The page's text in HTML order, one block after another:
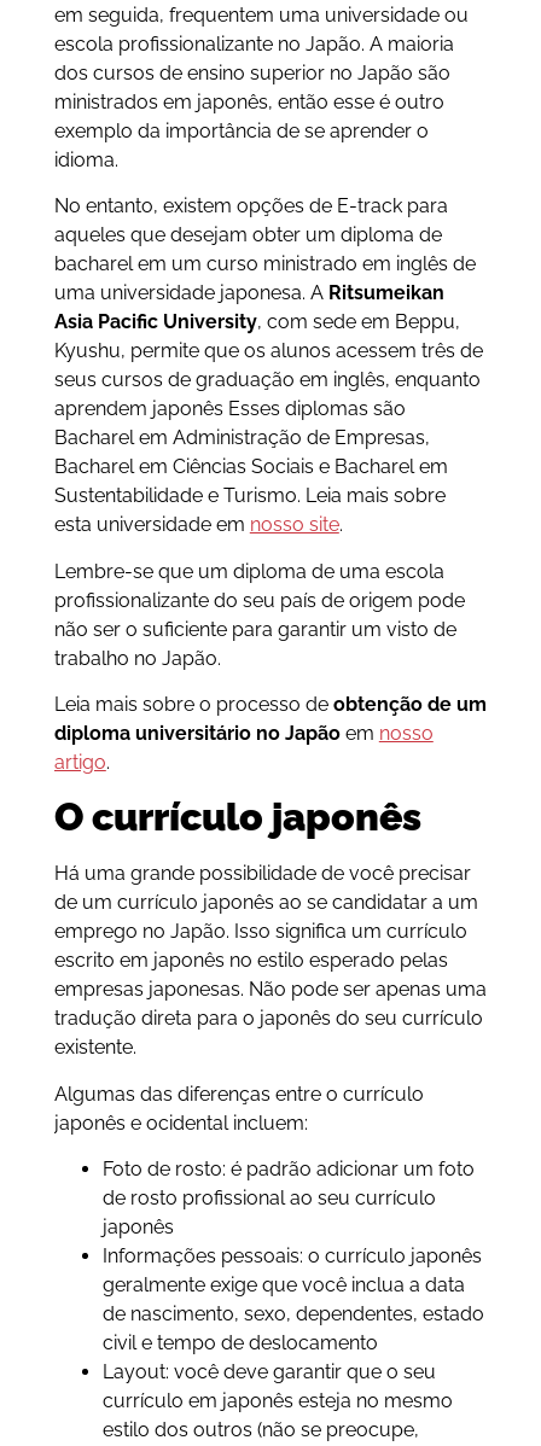
em seguida, frequentem uma universidade ou
escola profissionalizante no Japão. A maioria
dos cursos de ensino superior no Japão são
ministrados em japonês, então esse é outro
exemplo da importância de se aprender o
idioma.
No entanto, existem opções de E-track para
aqueles que desejam obter um diploma de
bacharel em um curso ministrado em inglês de
uma universidade japonesa. A Ritsumeikan
Asia Pacific University, com sede em Beppu,
Kyushu, permite que os alunos acessem três de
seus cursos de graduação em inglês, enquanto
aprendem japonês Esses diplomas são
Bacharel em Administração de Empresas,
Bacharel em Ciências Sociais e Bacharel em
Sustentabilidade e Turismo. Leia mais sobre
esta universidade em nosso site.
Lembre-se que um diploma de uma escola
profissionalizante do seu país de origem pode
não ser o suficiente para garantir um visto de
trabalho no Japão.
Leia mais sobre o processo de obtenção de um
diploma universitário no Japão em nosso
artigo.
O currículo japonês
Há uma grande possibilidade de você precisar
de um currículo japonês ao se candidatar a um
emprego no Japão. Isso significa um currículo
escrito em japonês no estilo esperado pelas
empresas japonesas. Não pode ser apenas uma
tradução direta para o japonês do seu currículo
existente.
Algumas das diferenças entre o currículo
japonês e ocidental incluem:
Foto de rosto: é padrão adicionar um foto
de rosto profissional ao seu currículo
japonês
Informações pessoais: o currículo japonês
geralmente exige que você inclua a data
de nascimento, sexo, dependentes, estado
civil e tempo de deslocamento
Layout: você deve garantir que o seu
currículo em japonês esteja no mesmo
estilo dos outros (não se preocupe,